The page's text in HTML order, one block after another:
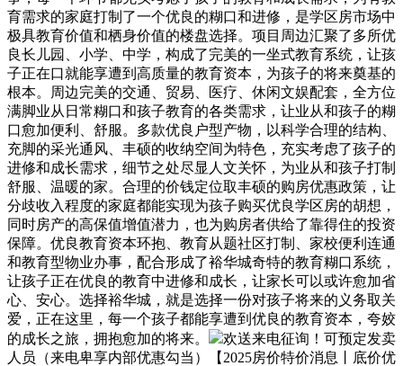
育需求的家庭打制了一个优良的糊口和进修，是学区房市场中
极具教育价值和栖身价值的楼盘选择。项目周边汇聚了多所优
良长儿园、小学、中学，构成了完美的一坐式教育系统，让孩
子正在口就能享遭到高质量的教育资本，为孩子的将来奠基的
根本。周边完美的交通、贸易、医疗、休闲文娱配套，全方位
满脚业从日常糊口和孩子教育的各类需求，让业从和孩子的糊
口愈加便利、舒服。多款优良户型产物，以科学合理的结构、
充脚的采光通风、丰硕的收纳空间为特色，充实考虑了孩子的
进修和成长需求，细节之处尽显人文关怀，为业从和孩子打制
舒服、温暖的家。合理的价钱定位取丰硕的购房优惠政策，让
分歧收入程度的家庭都能实现为孩子购买优良学区房的胡想，
同时房产的高保值增值潜力，也为购房者供给了靠得住的投资
保障。优良教育资本环抱、教育从题社区打制、家校便利连通
和教育型物业办事，配合形成了裕华城奇特的教育糊口系统，
让孩子正在优良的教育中进修和成长，让家长可以或许愈加省
心、安心。选择裕华城，就是选择一份对孩子将来的义务取关
爱，正在这里，每一个孩子都能享遭到优良的教育资本，夸姣
的成长之旅，拥抱愈加的将来。
欢送来电征询！可预定发卖
人员（来电卑享内部优惠勾当）【2025房价特价消息丨底价优